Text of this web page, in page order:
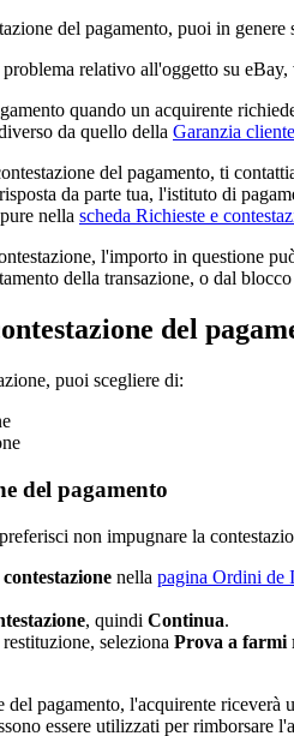
del pagamento, puoi in
problema relativo all'oggetto su
quando un acquirente
da quello della Garanzia
del pagamento, ti
da parte tua, l'istituto di
nella scheda Richieste e
l'importo in questione
della transazione, o dal
del
puoi scegliere di:
del pagamento
non impugnare la
nella pagina Ordini de
, quindi Continua.
seleziona Prova a farmi
del pagamento, l'acquirente
essere utilizzati per